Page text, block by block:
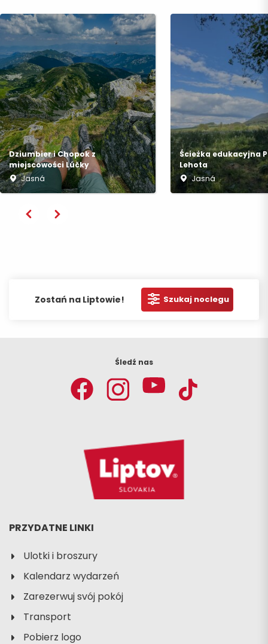
Dziumbier i Chopok z
miejscowości Lúčky
Jasná
Ścieżka edukacyjna
Lehota
Jasná
Zostań na Liptowie! Szukaj noclegu
Śledź nas
PRZYDATNE LINKI
Ulotki i broszury
Kalendarz wydarzeń
Zarezerwuj svój pokój
Transport
Pobierz logo